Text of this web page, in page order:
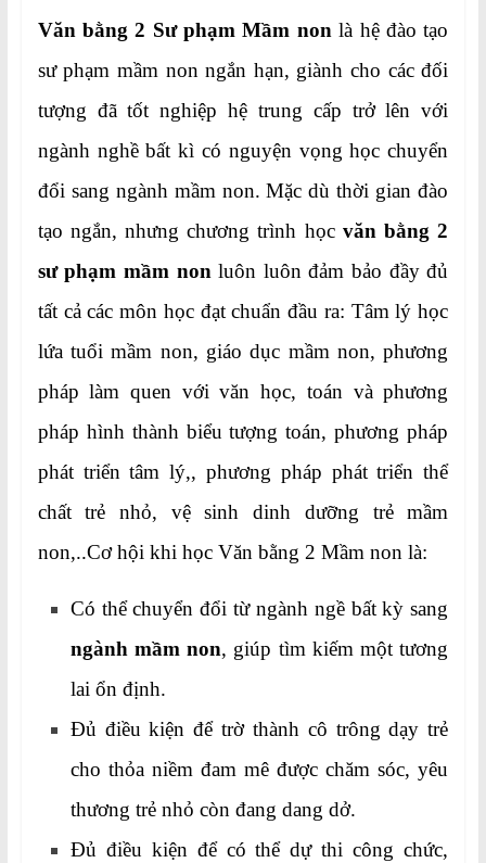
Văn bằng 2 Sư phạm Mầm nonlà hệ đào tạo
sư phạm mầm non ngắn hạn, giành cho các đối
tượng đã tốt nghiệp hệ trung cấp trở lên với
ngành nghề bất kì có nguyện vọng học chuyển
đổi sang ngành mầm non. Mặc dù thời gian đào
tạo ngắn, nhưng chương trình học văn bằng 2
sư phạm mầm nonluôn luôn đảm bảo đầy đủ
tất cả các môn học đạt chuẩn đầu ra: Tâm lý học
lứa tuổi mầm non, giáo dục mầm non, phương
pháp làm quen với văn học, toán và phương
pháp hình thành biểu tượng toán, phương pháp
phát triển tâm lý,, phương pháp phát triển thể
chất trẻ nhỏ, vệ sinh dinh dưỡng trẻ mầm
non,..Cơ hội khi học Văn bằng 2 Mầm non là:
Có thể chuyển đổi từ ngành ngề bất kỳ sang
ngành mầm non, giúp tìm kiếm một tương
lai ổn định.
Đủ điều kiện để trờ thành cô trông dạy trẻ
cho thỏa niềm đam mê được chăm sóc, yêu
thương trẻ nhỏ còn đang dang dở.
Đủ điều kiện để có thể dự thi công chức,